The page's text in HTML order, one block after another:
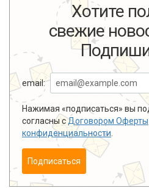
Хотите
свежие
email:
Нажимая «подписаться» вы
согласны сДоговором Оферты
конфиденциальности
Подписаться